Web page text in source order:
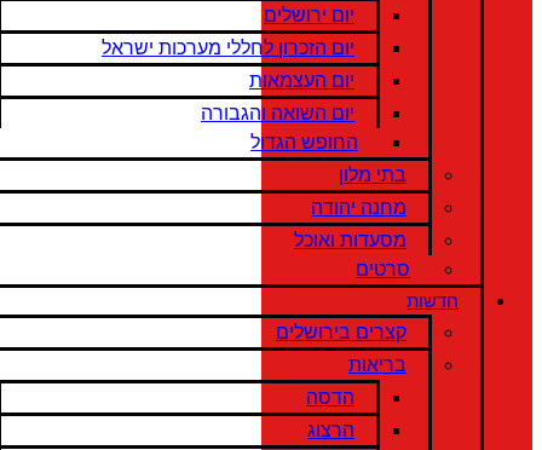
יום ירושלים
יום הזכרון לחללי מערכות ישראל
יום העצמאות
יום השואה והגבורה
החופש הגדול
בתי מלון
מחנה יהודה
מסעדות ואוכל
סרטים
חדשות
קצרים בירושלים
בריאות
הדסה
הרצוג